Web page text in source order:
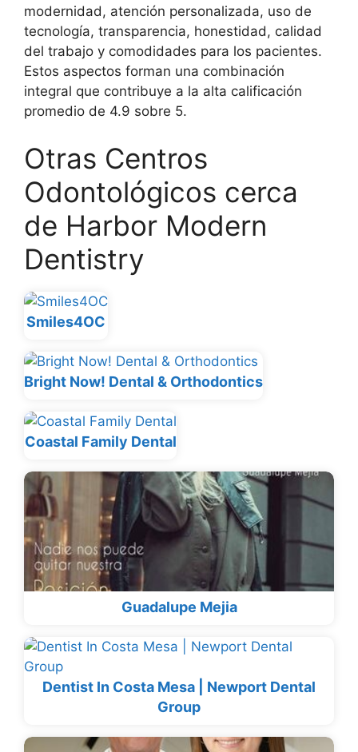
modernidad, atención personalizada, uso de
tecnología, transparencia, honestidad, calidad
del trabajo y comodidades para los pacientes.
Estos aspectos forman una combinación
integral que contribuye a la alta calificación
promedio de 4.9 sobre 5.
Otras Centros
Odontológicos cerca
de Harbor Modern
Dentistry
Smiles4OC
Bright Now! Dental & Orthodontics
Coastal Family Dental
Guadalupe Mejia
Dentist In Costa Mesa | Newport Dental
Group